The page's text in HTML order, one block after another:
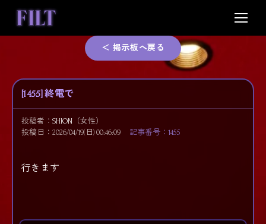
content
＜ 掲示板へ戻る
[1455] 終電で
投稿者： SHION （女性）
投稿日：2026/04/19(日) 00:46:09
記事番号：1455
行きます